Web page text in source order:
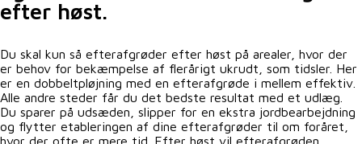
efter høst.
Du skal kun så efterafgrøder efter høst på arealer, hvor der
er behov for bekæmpelse af flerårigt ukrudt, som tidsler. Her
er en dobbeltpløjning med en efterafgrøde i mellem effektiv.
Alle andre steder får du det bedste resultat med et udlæg.
Du sparer på udsæden, slipper for en ekstra jordbearbejdning
og flytter etableringen af dine efterafgrøder til om foråret,
hvor der ofte er mere tid. Efter høst vil efterafgrøden